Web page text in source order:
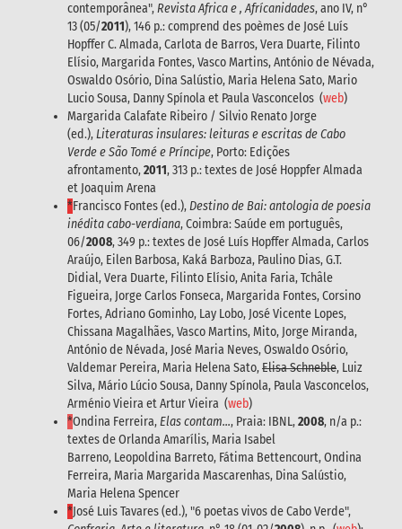
contemporânea",Revista Africa e , Afrícanidades, ano IV, n°
13 (05/2011), 146 p.: comprend des poèmes de José Luís
Hopffer C. Almada, Carlota de Barros, Vera Duarte, Filinto
Elísio, Margarida Fontes, Vasco Martins, António de Névada,
Oswaldo Osório, Dina Salústio, Maria Helena Sato, Mario
Lucio Sousa, Danny Spínola et Paula Vasconcelos (web)
Margarida Calafate Ribeiro / Silvio Renato Jorge
(ed.),Literaturas insulares: leituras e escritas de Cabo
Verde e São Tomé e Príncipe, Porto: Edições
afrontamento,2011, 313 p.: textes de José Hoppfer Almada
et Joaquim Arena
*Francisco Fontes (ed.),Destino de Bai: antologia de poesia
inédita cabo-verdiana, Coimbra: Saúde em português,
06/2008, 349 p.: textes de José Luís Hopffer Almada, Carlos
Araújo, Eilen Barbosa, Kaká Barboza, Paulino Dias, G.T.
Didial, Vera Duarte, Filinto Elísio, Anita Faria, Tchâle
Figueira, Jorge Carlos Fonseca, Margarida Fontes, Corsino
Fortes, Adriano Gominho, Lay Lobo, José Vicente Lopes,
Chissana Magalhães, Vasco Martins, Mito, Jorge Miranda,
António de Névada, José Maria Neves, Oswaldo Osório,
Valdemar Pereira, Maria Helena Sato,Elisa Schneble, Luiz
Silva, Mário Lúcio Sousa, Danny Spínola, Paula Vasconcelos,
Arménio Vieira et Artur Vieira (web)
*Ondina Ferreira,Elas contam..., Praia: IBNL,2008, n/a p.:
textes de Orlanda Amarílis, Maria Isabel
Barreno, Leopoldina Barreto, Fátima Bettencourt, Ondina
Ferreira, Maria Margarida Mascarenhas, Dina Salústio,
Maria Helena Spencer
*José Luis Tavares (ed.), "6 poetas vivos de Cabo Verde",